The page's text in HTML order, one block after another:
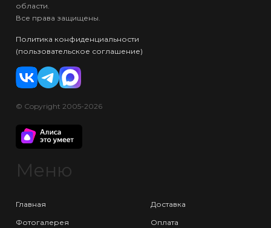
области.
Все права защищены.
Политика конфиденциальности
(пользовательское соглашение)
© Copyright 2005-2026
Меню
Главная
Фотогалерея
Доставка
Оплата